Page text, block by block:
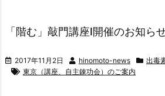
「階む」敲門講座Ⅰ開催のお知ら
2017年11月2日 hinomoto-news
出毒
東京（講座、自主錬功会）のご案内